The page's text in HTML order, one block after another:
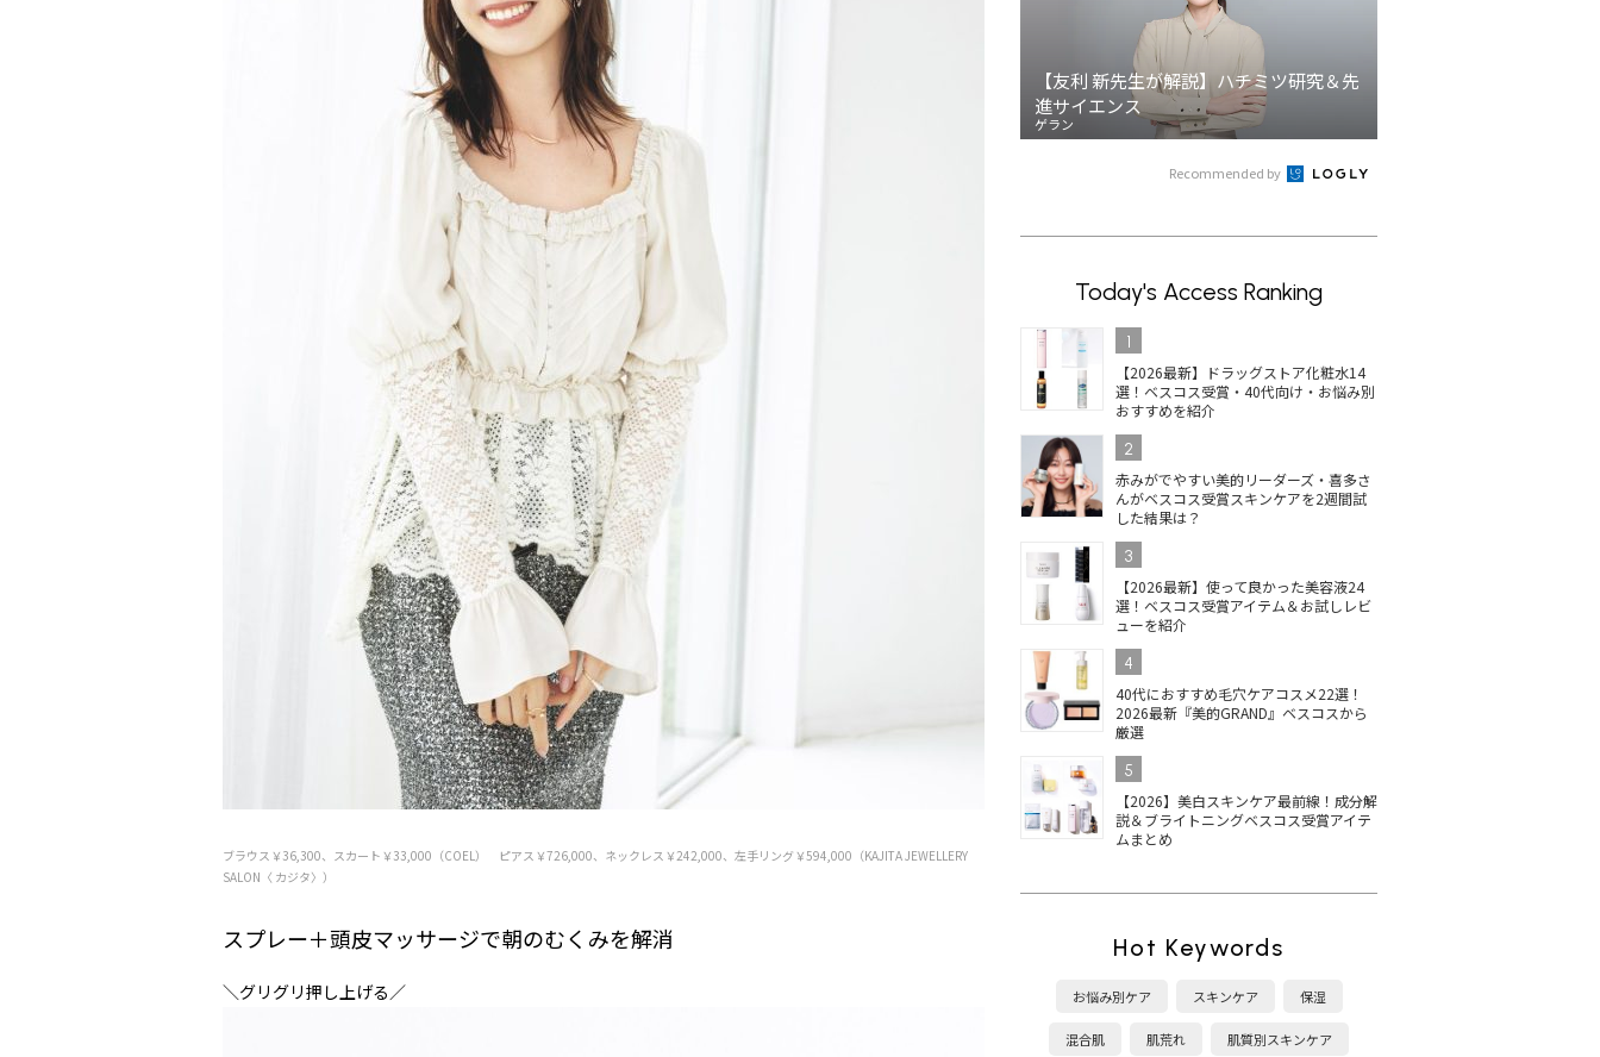
ブラウス￥36,300、スカート￥33,000（COEL） ピアス￥726,000、ネックレス￥242,000、左手リング￥594,000（KAJITA JEWELLERY
SALON〈 カジタ〉）
スプレー＋頭皮マッサージで朝のむくみを解消
＼グリグリ押し上げる／
【友利 新先生が解説】ハチミツ研究＆先
進サイエンス
ゲラン
Recommended by
Today's Access Ranking
1
【2026最新】ドラッグストア化粧水14
選！ベスコス受賞・40代向け・お悩み別
おすすめを紹介
2
赤みがでやすい美的リーダーズ・喜多さ
んがベスコス受賞スキンケアを2週間試
した結果は？
3
【2026最新】使って良かった美容液24
選！ベスコス受賞アイテム＆お試しレビ
ューを紹介
4
40代におすすめ毛穴ケアコスメ22選！
2026最新『美的GRAND』ベスコスから
厳選
5
【2026】美白スキンケア最前線！成分解
説＆ブライトニングベスコス受賞アイテ
ムまとめ
Hot Keywords
お悩み別ケア スキンケア 保湿
混合肌 肌荒れ 肌質別スキンケア